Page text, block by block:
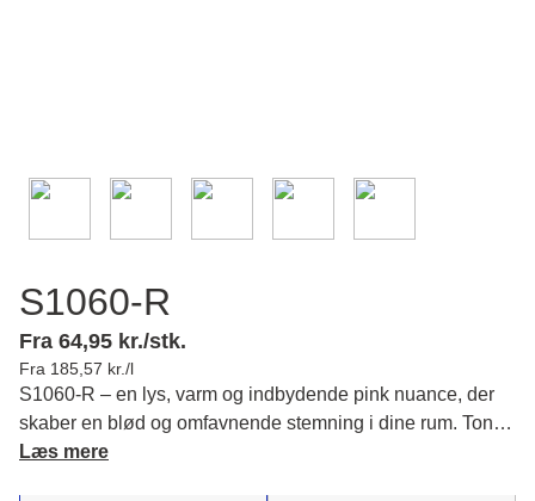
S1060-R
Fra 64,95 kr./stk.
Fra 185,57 kr./l
S1060-R – en lys, varm og indbydende pink nuance, der
skaber en blød og omfavnende stemning i dine rum. Tonen
bidrager til en naturlig og elegant oplevelse for dig. Læs
Læs mere